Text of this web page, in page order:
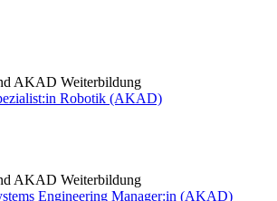
AKAD Weiterbildung
Robotik (AKAD)
AKAD Weiterbildung
Engineering Manager:in (AKAD)